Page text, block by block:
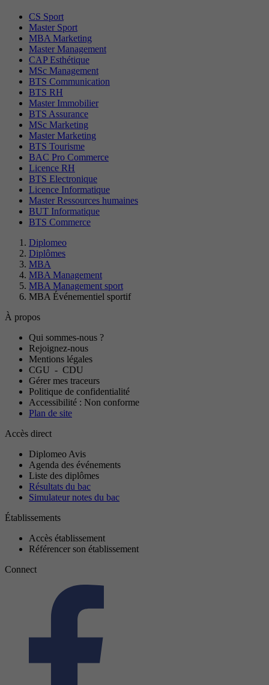
CS Sport
Master Sport
MBA Marketing
Master Management
CAP Esthétique
MSc Management
BTS Communication
BTS RH
Master Immobilier
BTS Assurance
MSc Marketing
Master Marketing
BTS Tourisme
BAC Pro Commerce
Licence RH
BTS Electronique
Licence Informatique
Master Ressources humaines
BUT Informatique
BTS Commerce
Diplomeo
Diplômes
MBA
MBA Management
MBA Management sport
MBA Événementiel sportif
À propos
Qui sommes-nous ?
Rejoignez-nous
Mentions légales
CGU - CDU
Gérer mes traceurs
Politique de confidentialité
Accessibilité : Non conforme
Plan de site
Accès direct
Diplomeo Avis
Agenda des événements
Liste des diplômes
Résultats du bac
Simulateur notes du bac
Établissements
Accès établissement
Référencer son établissement
Connect